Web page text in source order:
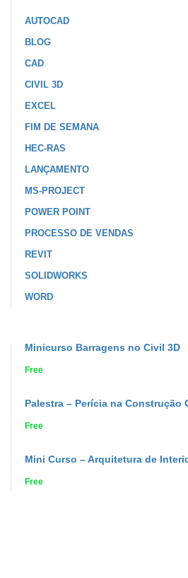
AUTOCAD
BLOG
CAD
CIVIL 3D
EXCEL
FIM DE SEMANA
HEC-RAS
LANÇAMENTO
MS-PROJECT
POWER POINT
PROCESSO DE VENDAS
REVIT
SOLIDWORKS
WORD
Minicurso Barragens no Civil 3D
Free
Palestra – Perícia na Construção
Free
Mini Curso – Arquitetura de
Free